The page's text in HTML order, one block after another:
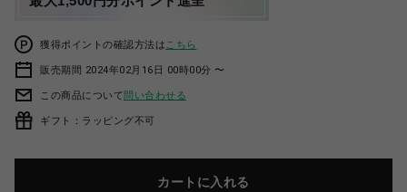
獲得ポイントの確認方法は こちら
販売期間 2024年02月16日 00時00分 〜
この商品について問い合わせる
ギフト：ラッピング不可
カートに入れる